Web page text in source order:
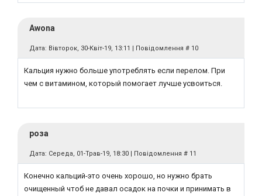
Awona
Дата: Вівторок, 30-Квіт-19, 13:11 | Повідомлення # 10
Кальция нужно больше употреблять если перелом. При
чем с витамином, который помогает лучше усвоиться.
роза
Дата: Середа, 01-Трав-19, 18:30 | Повідомлення # 11
Конечно кальций-это очень хорошо, но нужно брать
очищенный чтоб не давал осадок на почки и принимать в